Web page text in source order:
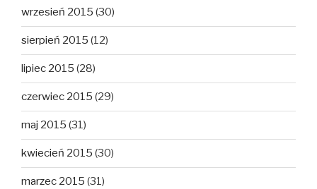
wrzesień 2015 (30)
sierpień 2015 (12)
lipiec 2015 (28)
czerwiec 2015 (29)
maj 2015 (31)
kwiecień 2015 (30)
marzec 2015 (31)